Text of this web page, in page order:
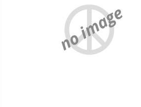
no image